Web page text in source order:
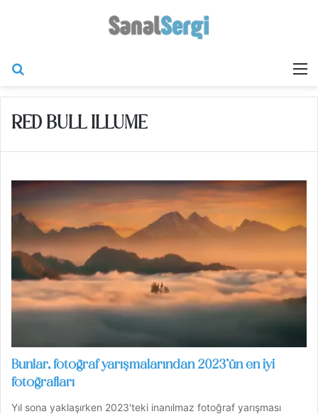
RED BULL ILLUME
Bunlar, fotoğraf yarışmalarından 2023’ün en iyi
fotoğrafları
Yıl sona yaklaşırken 2023'teki inanılmaz fotoğraf yarışması